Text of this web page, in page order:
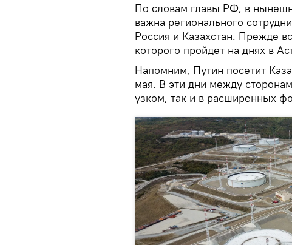
По словам главы РФ, в
важна регионального
Россия и Казахстан. Прежде
которого пройдет на днях в
Напомним, Путин посетит
мая. В эти дни между
узком, так и в расширенных